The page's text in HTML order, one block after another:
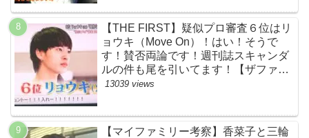
【THE FIRST】疑似プロ審査６位はリ
ョウキ（Move On）！はい！そうで
す！賛否両論です！週刊誌スキャンダ
ルの件も尾を引いてます！【ザファー
スト・ネットのネタバレ感想考察まと
13039 views
【マイファミリー考察】香菜子と三輪